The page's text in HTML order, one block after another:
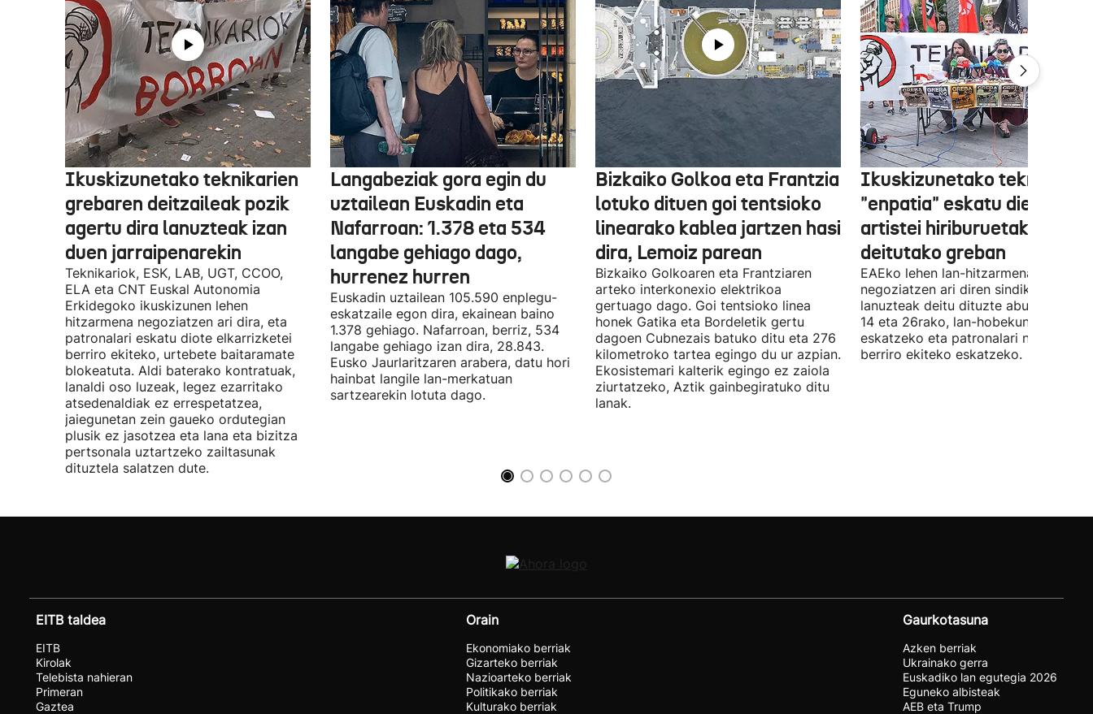
Ikuskizunetako teknikarien
grebaren deitzaileak pozik
agertu dira lanuzteak izan
duen jarraipenarekin
Teknikariok, ESK, LAB, UGT, CCOO,
ELA eta CNT Euskal Autonomia
Erkidegoko ikuskizunen lehen
hitzarmena negoziatzen ari dira, eta
patronalari eskatu diote elkarrizketei
berriro ekiteko, urtebete baitaramate
blokeatuta. Aldi baterako kontratuak,
lanaldi oso luzeak, legez ezarritako
atsedenaldiak ez errespetatzea,
jaiegunetan zein gaueko ordutegian
plusik ez jasotzea eta lana eta bizitza
pertsonala uztartzeko zailtasunak
dituztela salatzen dute.
Langabeziak gora egin du
uztailean Euskadin eta
Nafarroan: 1.378 eta 534
langabe gehiago dago,
hurrenez hurren
Euskadin uztailean 105.590 enplegu-
eskatzaile egon dira, ekainean baino
1.378 gehiago. Nafarroan, berriz, 534
langabe gehiago izan dira, 28.843.
Eusko Jaurlaritzaren arabera, datu hori
hainbat langile lan-merkatuan
sartzearekin lotuta dago.
Bizkaiko Golkoa eta Frantzia
lotuko dituen goi tentsioko
linearako kablea jartzen hasi
dira, Lemoiz parean
Bizkaiko Golkoaren eta Frantziaren
arteko interkonexio elektrikoa
gertuago dago. Goi tentsioko linea
honek Gatika eta Bordeletik gertu
dagoen Cubnezais batuko ditu eta 276
kilometroko tartea egingo du ur azpian.
Ekosistemari kalterik egingo ez zaiola
ziurtatzeko, Aztik gainbegiratuko ditu
lanak.
Ikuskizunetako teknikariek
"enpatia" eskatu diete
artistei hiriburuetako
deitutako greban
EAEko lehen lan-hitzarmena
negoziatzen ari diren sindikatuek
lanuzteak deitu dituzte abuztuaren 5,
14 eta 26rako, lan-hobekuntzak
eskatzeko eta patronalari
berriro ekiteko eskatzeko.
EITB taldea
EITB
Kirolak
Telebista nahieran
Primeran
Gaztea
Orain
Ekonomiako berriak
Gizarteko berriak
Nazioarteko berriak
Politikako berriak
Kulturako berriak
Gaurkotasuna
Azken berriak
Ukrainako gerra
Euskadiko lan egutegia 2026
Eguneko albisteak
AEB eta Trump